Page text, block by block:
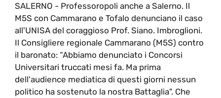
SALERNO - Professoropoli anche a Salerno. Il
M5S con Cammarano e Tofalo denunciano il caso
all'UNISA del coraggioso Prof. Siano. Imbroglioni.
Il Consigliere regionale Cammarano (M5S) contro
il baronato: “Abbiamo denunciato i Concorsi
Universitari truccati mesi fa. Ma prima
dell'audience mediatica di questi giorni nessun
politico ha sostenuto la nostra Battaglia". Che